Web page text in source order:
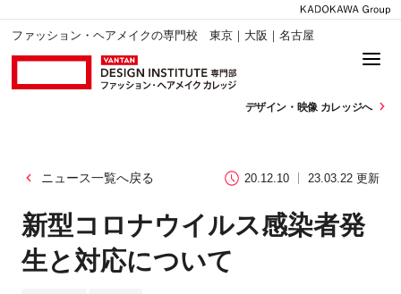
ファッション・ヘアメイクの専門校 東京｜大阪｜名古屋
デザイン・ 映像 カレッジへ
ニュース一覧へ戻る 20.12.10 23.03.22 更新
新型コロナウイルス感染者発
生と対応について